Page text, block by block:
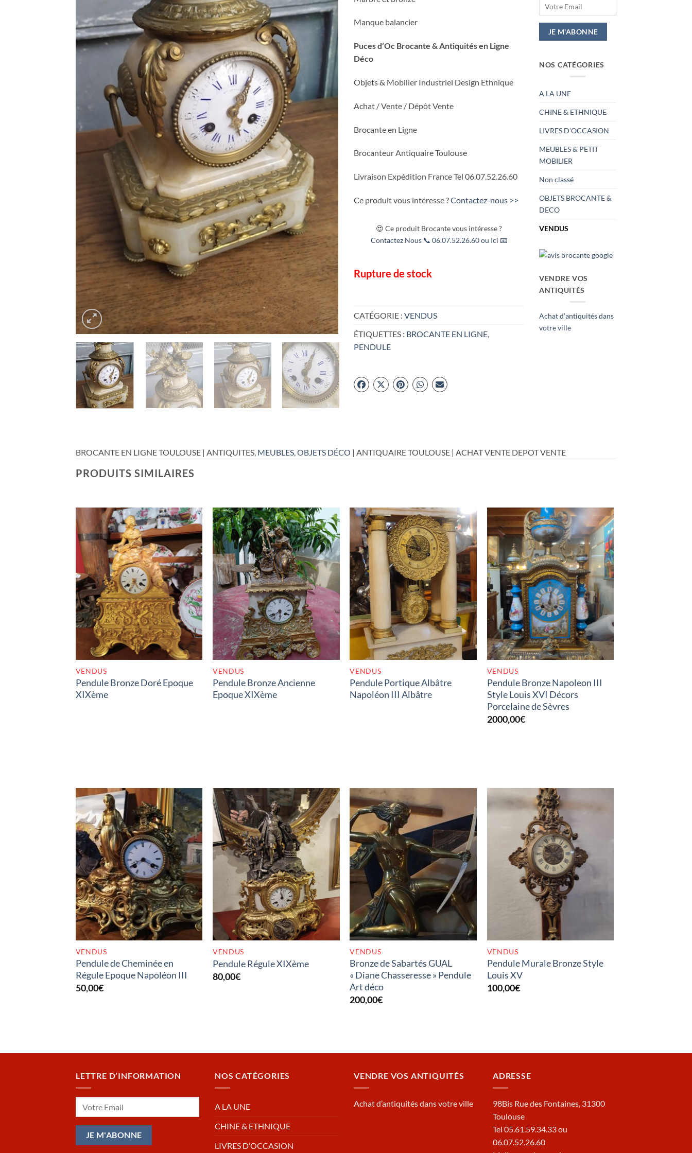
Manque balancier
Puces d’Oc Brocante & Antiquités en Ligne
Déco
Objets & Mobilier Industriel Design Ethnique
Achat / Vente / Dépôt Vente
Brocante en Ligne
Brocanteur Antiquaire Toulouse
Livraison Expédition France Tel 06.07.52.26.60
Ce produit vous intéresse ?Contactez-nous >>
😍 Ce produit Brocante vous intéresse ?
Contactez Nous 📞 06.07.52.26.60 ou Ici 📧
Rupture de stock
CATÉGORIE : VENDUS
ÉTIQUETTES : BROCANTE EN LIGNE
PENDULE
NOS CATÉGORIES
A LA UNE
CHINE & ETHNIQUE
LIVRES D’OCCASION
MEUBLES & PETIT
MOBILIER
Non classé
OBJETS BROCANTE &
DECO
VENDUS
VENDRE VOS
ANTIQUITÉS
Achat d’antiquités dans
votre ville
BROCANTE EN LIGNE TOULOUSE | ANTIQUITES, MEUBLES,OBJETS DÉCO | ANTIQUAIRE TOULOUSE | ACHAT VENTE DEPOT VENTE
PRODUITS SIMILAIRES
RUPTURE DE STOCK
VENDUS
Pendule Bronze Doré Epoque
XIXème
RUPTURE DE STOCK
VENDUS
Pendule Bronze Ancienne
Epoque XIXème
RUPTURE DE STOCK
VENDUS
Pendule Portique Albâtre
Napoléon III Albâtre
RUPTURE DE STOCK
VENDUS
Pendule Bronze Napoleon III
Style Louis XVI Décors
Porcelaine de Sèvres
2000,00€
RUPTURE DE STOCK
VENDUS
Pendule de Cheminée en
Régule Epoque Napoléon III
50,00€
RUPTURE DE STOCK
VENDUS
Pendule Régule XIXème
80,00€
RUPTURE DE STOCK
VENDUS
Bronze de Sabartés GUAL
« Diane Chasseresse » Pendule
Art déco
200,00€
RUPTURE DE STOCK
VENDUS
Pendule Murale Bronze Style
Louis XV
100,00€
LETTRE D’INFORMATION NOS CATÉGORIES
A LA UNE
CHINE & ETHNIQUE
LIVRES D’OCCASION
VENDRE VOS ANTIQUITÉS
Achat d’antiquités dans votre ville
ADRESSE
98Bis Rue des Fontaines, 31300
Toulouse
Tel 05.61.59.34.33 ou
06.07.52.26.60